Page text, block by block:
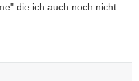
die ich auch noch nicht